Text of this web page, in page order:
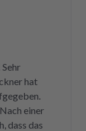
hat
einer
dass das